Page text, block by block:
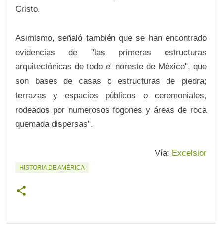
Cristo.
Asimismo, señaló también que se han encontrado
evidencias de "las primeras estructuras
arquitectónicas de todo el noreste de México", que
son bases de casas o estructuras de piedra;
terrazas y espacios públicos o ceremoniales,
rodeados por numerosos fogones y áreas de roca
quemada dispersas".
Vía: Excelsior
HISTORIA DE AMÉRICA